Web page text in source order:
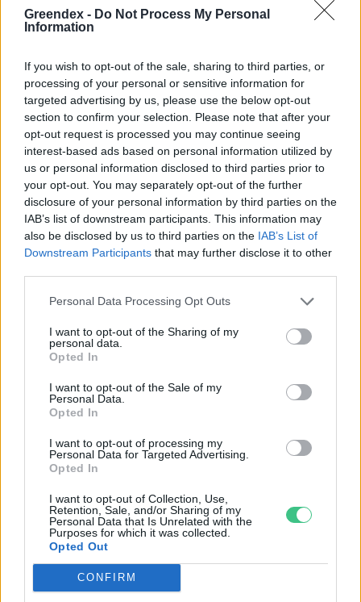
Greendex - Do Not Process My Personal
Information
If you wish to opt-out of the sale, sharing to third parties, or
processing of your personal or sensitive information for
targeted advertising by us, please use the below opt-out
section to confirm your selection. Please note that after your
opt-out request is processed you may continue seeing
interest-based ads based on personal information utilized by
us or personal information disclosed to third parties prior to
your opt-out. You may separately opt-out of the further
disclosure of your personal information by third parties on the
IAB’s list of downstream participants. This information may
also be disclosed by us to third parties on the IAB’s List of
Downstream Participants that may further disclose it to other
Personal Data Processing Opt Outs
I want to opt-out of the Sharing of my
personal data.
Opted In
I want to opt-out of the Sale of my
Personal Data.
Opted In
I want to opt-out of processing my
Personal Data for Targeted Advertising.
Opted In
I want to opt-out of Collection, Use,
Retention, Sale, and/or Sharing of my
Personal Data that Is Unrelated with the
Purposes for which it was collected.
Opted Out
CONFIRM
ÉLŐ BOLYGÓNK
a legjobb lelőhelyek!
SZEMLE
Négy éven belül valósággá válhatnak az
elektromos repülőjáratok Európában
KÖZLEKEDÉS
Történelmi aszály sújtja Nagy-
Britanniát is
Elképesztő felvétel mutatja meg,
mekkora a különbség az áradó és a
kiszáradó Duna között